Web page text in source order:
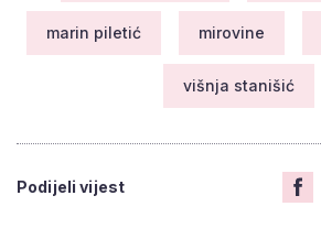
marin piletić mirovine
višnja stanišić
Podijeli vijest